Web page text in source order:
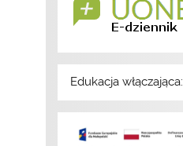
Edukacja włączająca: